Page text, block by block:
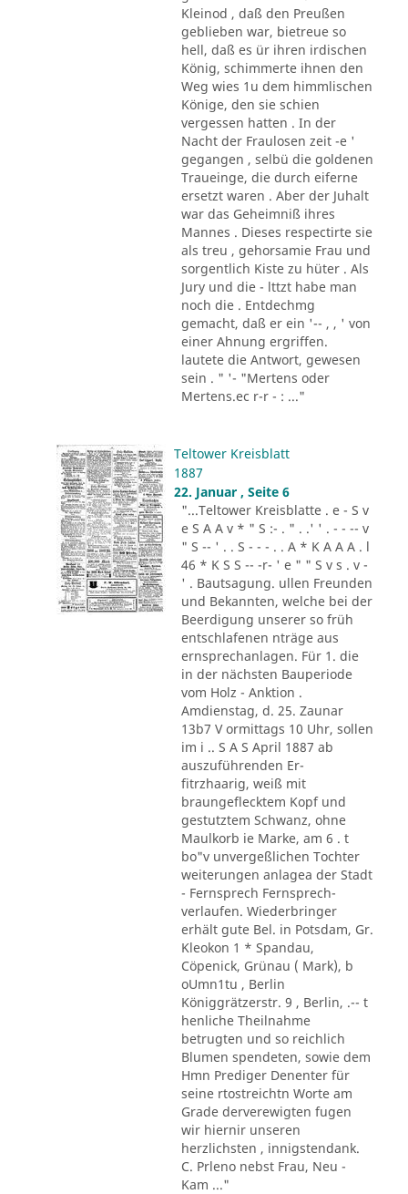
Kleinod , daß den Preußen
geblieben war, bietreue so
hell, daß es ür ihren irdischen
König, schimmerte ihnen den
Weg wies 1u dem himmlischen
Könige, den sie schien
vergessen hatten . In der
Nacht der Fraulosen zeit -e '
gegangen , selbü die goldenen
Traueinge, die durch eiferne
ersetzt waren . Aber der Juhalt
war das Geheimniß ihres
Mannes . Dieses respectirte sie
als treu , gehorsamie Frau und
sorgentlich Kiste zu hüter . Als
Jury und die - lttzt habe man
noch die . Entdechmg
gemacht, daß er ein '-- , , ' von
einer Ahnung ergriffen.
lautete die Antwort, gewesen
sein . " '- "Mertens oder
Mertens.ec r-r - : ..."
Teltower Kreisblatt
1887
22. Januar , Seite 6
"...Teltower Kreisblatte . e - S v
e S A A v * " S :- . " . .' ' . - - -- v
" S -- ' . . S - - - . . A * K A A A . l
46 * K S S -- -r- ' e " " S v s . v -
' . Bautsagung. ullen Freunden
und Bekannten, welche bei der
Beerdigung unserer so früh
entschlafenen nträge aus
ernsprechanlagen. Für 1. die
in der nächsten Bauperiode
vom Holz - Anktion .
Amdienstag, d. 25. Zaunar
13b7 V ormittags 10 Uhr, sollen
im i .. S A S April 1887 ab
auszuführenden Er-
fitrzhaarig, weiß mit
braungeflecktem Kopf und
gestutztem Schwanz, ohne
Maulkorb ie Marke, am 6 . t
bo"v unvergeßlichen Tochter
weiterungen anlagea der Stadt
- Fernsprech Fernsprech-
verlaufen. Wiederbringer
erhält gute Bel. in Potsdam, Gr.
Kleokon 1 * Spandau,
Cöpenick, Grünau ( Mark), b
oUmn1tu , Berlin
Königgrätzerstr. 9 , Berlin, .-- t
henliche Theilnahme
betrugten und so reichlich
Blumen spendeten, sowie dem
Hmn Prediger Denenter für
seine rtostreichtn Worte am
Grade derverewigten fugen
wir hiernir unseren
herzlichsten , innigstendank.
C. Prleno nebst Frau, Neu -
Kam ..."